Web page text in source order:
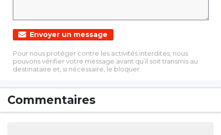
Envoyer un message
Pour nous protéger contre les activités interdites, nous
pouvons vérifier votre message avant qu’il soit transmis au
destinataire et, si nécessaire, le bloquer.
Commentaires